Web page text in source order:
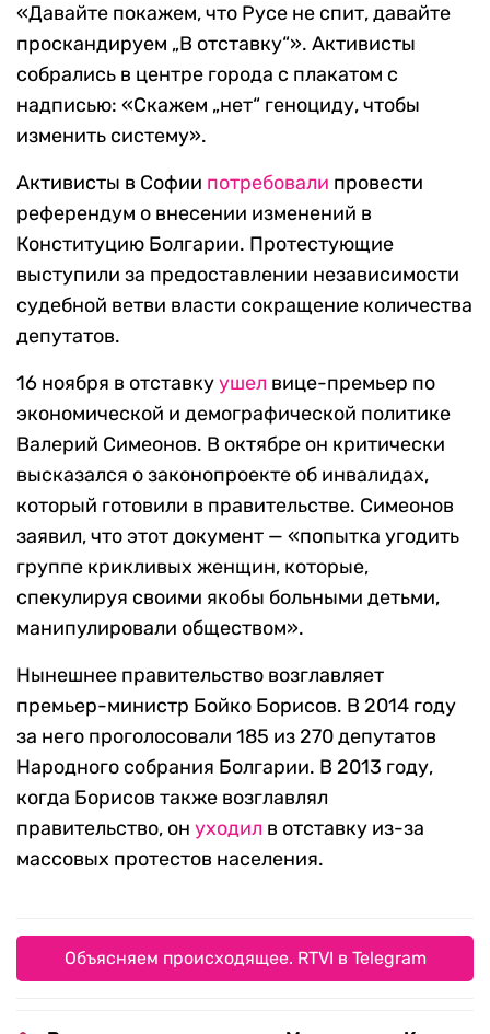
«Давайте покажем, что Русе не спит, давайте
проскандируем „В отставку“». Активисты
собрались в центре города с плакатом с
надписью: «Скажем „нет“ геноциду, чтобы
изменить систему».
Активисты в Софии потребовали провести
референдум о внесении изменений в
Конституцию Болгарии. Протестующие
выступили за предоставлении независимости
судебной ветви власти сокращение количества
депутатов.
16 ноября в отставкуушел вице-премьер по
экономической и демографической политике
Валерий Симеонов. В октябре он критически
высказался о законопроекте об инвалидах,
который готовили в правительстве. Симеонов
заявил, что этот документ — «попытка угодить
группе крикливых женщин, которые,
спекулируя своими якобы больными детьми,
манипулировали обществом».
Нынешнее правительство возглавляет
премьер-министр Бойко Борисов. В 2014 году
за него проголосовали 185 из 270 депутатов
Народного собрания Болгарии. В 2013 году,
когда Борисов также возглавлял
правительство, он уходил в отставку из-за
массовых протестов населения.
Объясняем происходящее. RTVI в Telegram